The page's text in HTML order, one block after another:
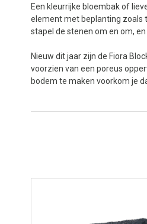
Een kleurrijke bloembak of
element met beplanting zoals
stapel de stenen om en om,
Nieuw dit jaar zijn de Fiora
voorzien van een poreus
bodem te maken voorkom je